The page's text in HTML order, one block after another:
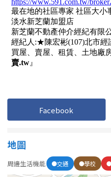
雲林縣
嘉義市
高雄市
台東縣
不拘
20~30 坪
40~50 坪
80坪以上
Facebook
地圖
周邊生活機能 交通 學校